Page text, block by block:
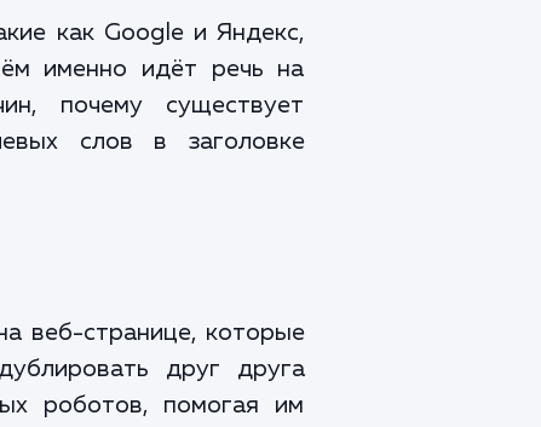
как Google и Яндекс,
именно идёт речь на
почему существует
слов в заголовке
веб-странице, которые
друг друга
роботов, помогая им